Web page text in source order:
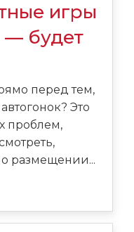
игры
— будет
перед тем,
Это
проблем,
размещении...